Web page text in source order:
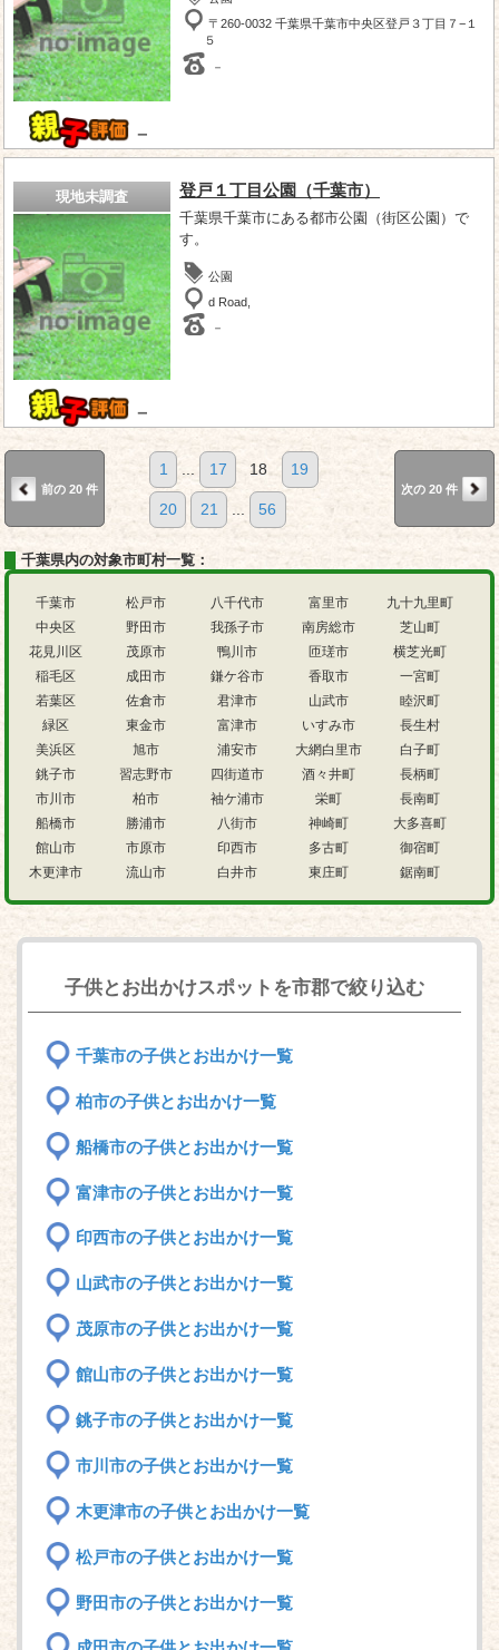
－
〒260-0032 千葉県千葉市中央区登戸３丁目７−１
５
－
現地未調査
－
登戸１丁目公園（千葉市）
千葉県千葉市にある都市公園（街区公園）で
す。
公園
d Road,
－
前の 20 件
1 17 18 19
20 21 56
次の 20 件
千葉県内の対象市町村一覧：
千葉市
中央区
花見川区
稲毛区
若葉区
緑区
美浜区
銚子市
市川市
船橋市
館山市
木更津市
松戸市
野田市
茂原市
成田市
佐倉市
東金市
旭市
習志野市
柏市
勝浦市
市原市
流山市
八千代市
我孫子市
鴨川市
鎌ケ谷市
君津市
富津市
浦安市
四街道市
袖ケ浦市
八街市
印西市
白井市
富里市
南房総市
匝瑳市
香取市
山武市
いすみ市
大網白里市
酒々井町
栄町
神崎町
多古町
東庄町
九十九里町
芝山町
横芝光町
一宮町
睦沢町
長生村
白子町
長柄町
長南町
大多喜町
御宿町
鋸南町
子供とお出かけスポットを市郡で絞り込む
千葉市の子供とお出かけ一覧
柏市の子供とお出かけ一覧
船橋市の子供とお出かけ一覧
富津市の子供とお出かけ一覧
印西市の子供とお出かけ一覧
山武市の子供とお出かけ一覧
茂原市の子供とお出かけ一覧
館山市の子供とお出かけ一覧
銚子市の子供とお出かけ一覧
市川市の子供とお出かけ一覧
木更津市の子供とお出かけ一覧
松戸市の子供とお出かけ一覧
野田市の子供とお出かけ一覧